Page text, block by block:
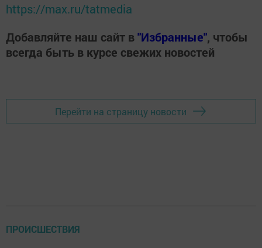
https://max.ru/tatmedia
Добавляйте наш сайт в"Избранные", чтобы
всегда быть в курсе свежих новостей
Перейти на страницу новости
ПРОИСШЕСТВИЯ